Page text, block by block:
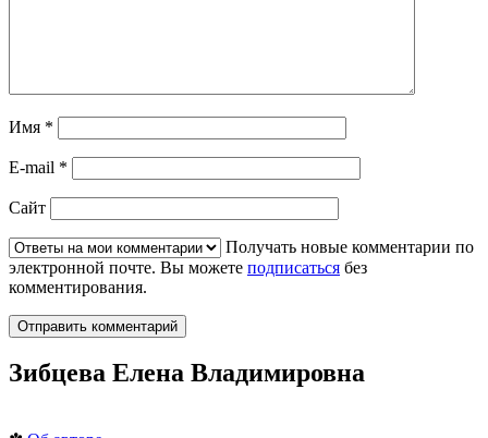
Имя *
E-mail *
Сайт
Получать новые комментарии по
электронной почте. Вы можете подписаться без
комментирования.
Зибцева Елена Владимировна